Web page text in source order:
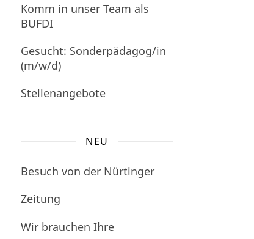
Komm in unser Team als
BUFDI
Gesucht: Sonderpädagog/in
(m/w/d)
Stellenangebote
NEU
Besuch von der Nürtinger
Zeitung
Wir brauchen Ihre